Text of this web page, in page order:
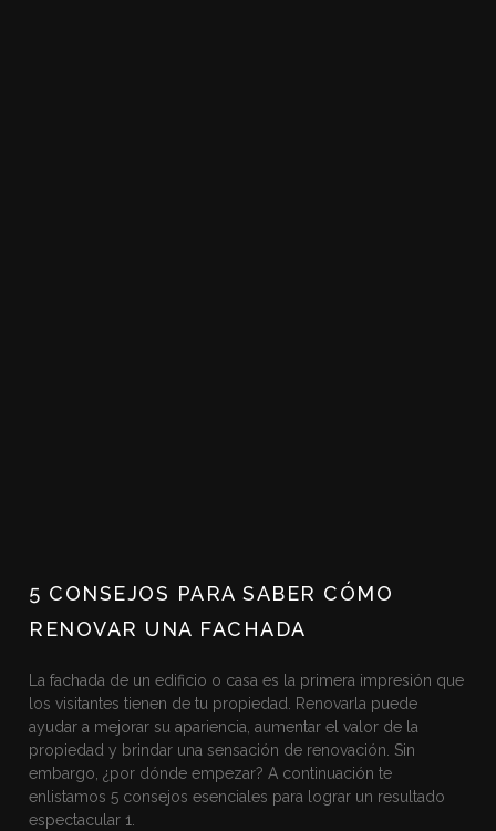
5 CONSEJOS PARA SABER CÓMO
RENOVAR UNA FACHADA
La fachada de un edificio o casa es la primera impresión que
los visitantes tienen de tu propiedad. Renovarla puede
ayudar a mejorar su apariencia, aumentar el valor de la
propiedad y brindar una sensación de renovación. Sin
embargo, ¿por dónde empezar? A continuación te
enlistamos 5 consejos esenciales para lograr un resultado
espectacular 1.